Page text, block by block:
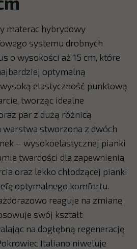
materac hybrydowy
systemu drobnych
o wysokości aż 15 cm, które
optymalną
elastyczność punktową
tworząc idealne
par z dużą różnicą
stworzona z dwóch
– wysokoelastycznej pianki
twardości dla zapewnienia
oraz lekko chłodzącej pianki
optymalnego komfortu.
reaguje na zmianę
swój kształt
na dogłębną regenerację
Italiano niweluje